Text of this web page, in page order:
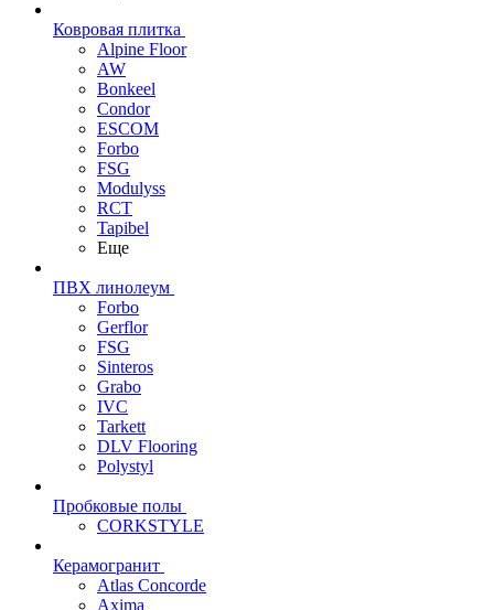
Ковровая плитка
Alpine Floor
AW
Bonkeel
Condor
ESCOM
Forbo
FSG
Modulyss
RCT
Tapibel
Еще
ПВХ линолеум
Forbo
Gerflor
FSG
Sinteros
Grabo
IVC
Tarkett
DLV Flooring
Polystyl
Пробковые полы
CORKSTYLE
Керамогранит
Atlas Concorde
Axima